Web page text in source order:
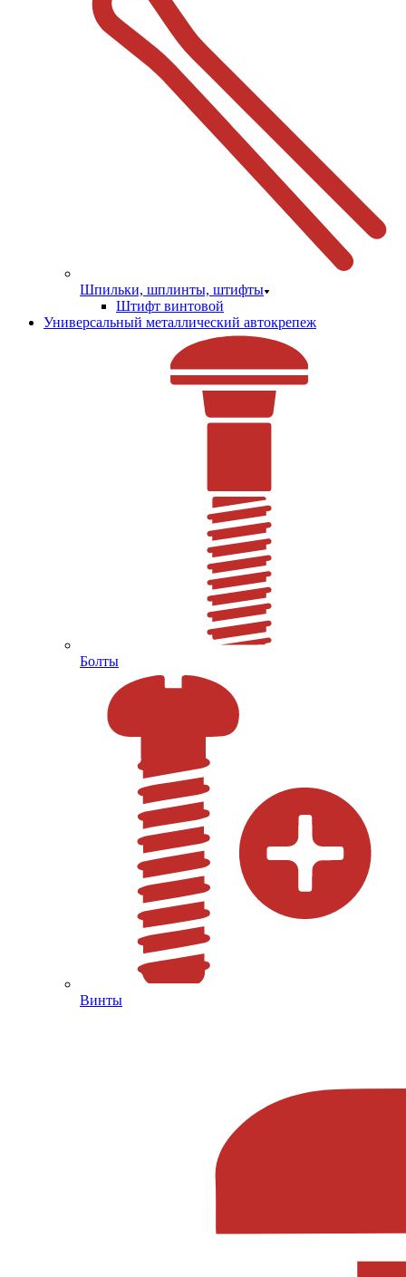
Шпильки, шплинты, штифты
Штифт винтовой
Универсальный металлический автокрепеж
Болты
Винты